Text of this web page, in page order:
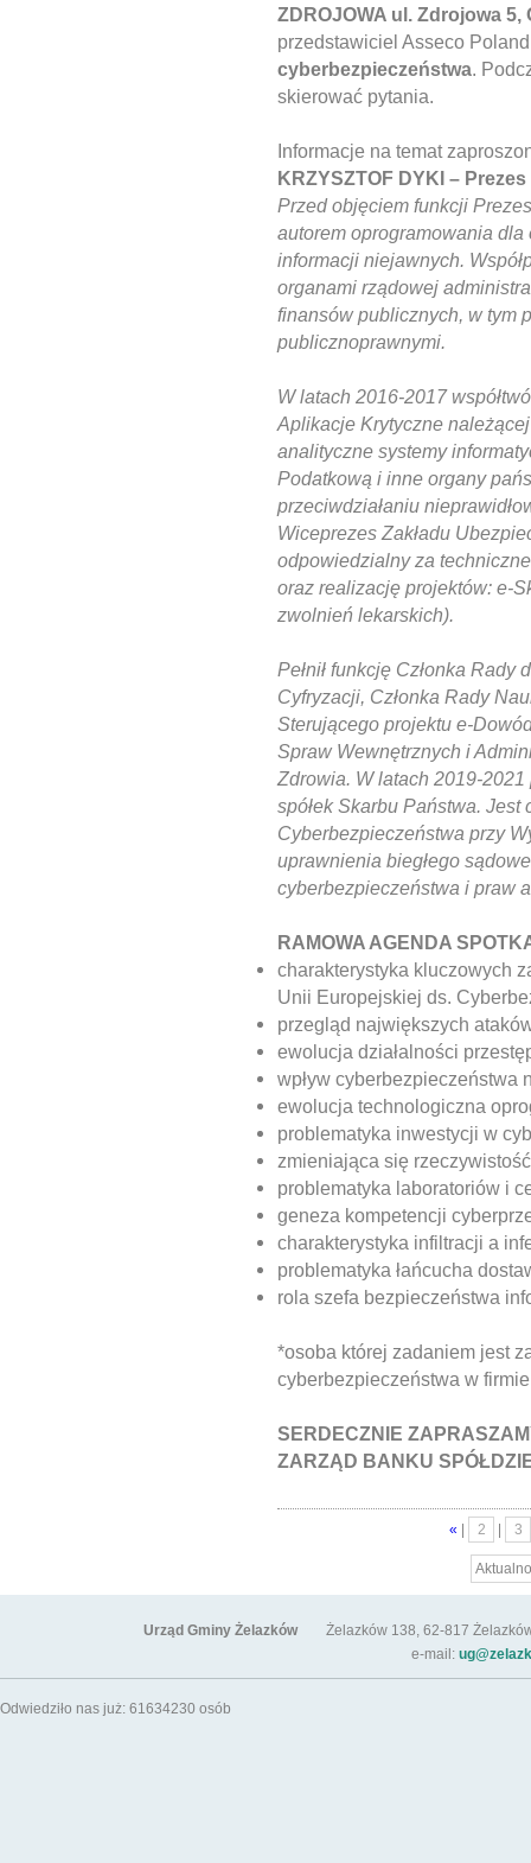
ZDROJOWA ul. Zdrojowa 5,
przedstawiciel Asseco
cyberbezpieczeństwa.
skierować pytania.
Informacje na temat
KRZYSZTOF DYKI –
Przed objęciem funkcji
autorem oprogramowania
informacji niejawnych.
organami rządowej
finansów publicznych, w tym
publicznoprawnymi.
W latach 2016-2017
Aplikacje Krytyczne
analityczne systemy
Podatkową i inne organy
przeciwdziałaniu
Wiceprezes Zakładu
odpowiedzialny za
oraz realizację projektów: e-
zwolnień lekarskich).
Pełnił funkcję Członka
Cyfryzacji, Członka Rady
Sterującego projektu e-
Spraw Wewnętrznych i
Zdrowia. W latach 2019-2021
spółek Skarbu Państwa.
Cyberbezpieczeństwa przy
uprawnienia biegłego
cyberbezpieczeństwa i praw
RAMOWA AGENDA
charakterystyka kluczowych
Unii Europejskiej ds.
przegląd największych
ewolucja działalności
wpływ cyberbezpieczeństwa
ewolucja technologiczna
problematyka inwestycji w
zmieniająca się
problematyka laboratoriów i
geneza kompetencji
charakterystyka infiltracji a
problematyka łańcucha
rola szefa bezpieczeństwa
*osoba której zadaniem jest
cyberbezpieczeństwa w firmie
SERDECZNIE
ZARZĄD BANKU
« 2 3
Urząd Gminy ŻelazkówŻelazków 138, 62-817 Żelazków
e-mail:
Odwiedziło nas już: 61634230 osób